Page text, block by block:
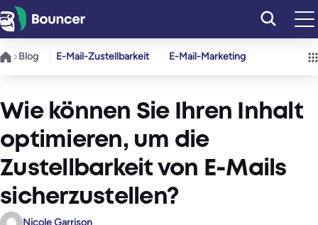
Zum
Inhalt
springen
Blog E-Mail-Zustellbarkeit E-Mail-Marketing
Wie können Sie Ihren Inhalt
optimieren, um die
Zustellbarkeit von E-Mails
sicherzustellen?
Nicole Garrison